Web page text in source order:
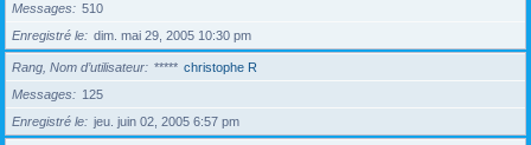
Messages
510
Enregistré le
dim. mai 29, 2005 10:30 pm
Rang, Nom d’utilisateur ***** christophe R
Messages
125
Enregistré le
jeu. juin 02, 2005 6:57 pm